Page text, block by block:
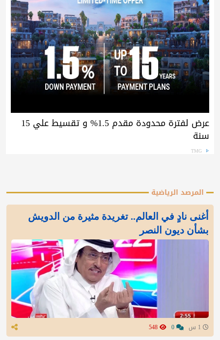
عرض لفترة محدودة مقدم 1.5% و تقسيط علي 15
سنة
TMG
المرصد الرياضية
أغنى نادٍ في العالم.. تغريدة مثيرة من الدويش
بشأن ديون النصر